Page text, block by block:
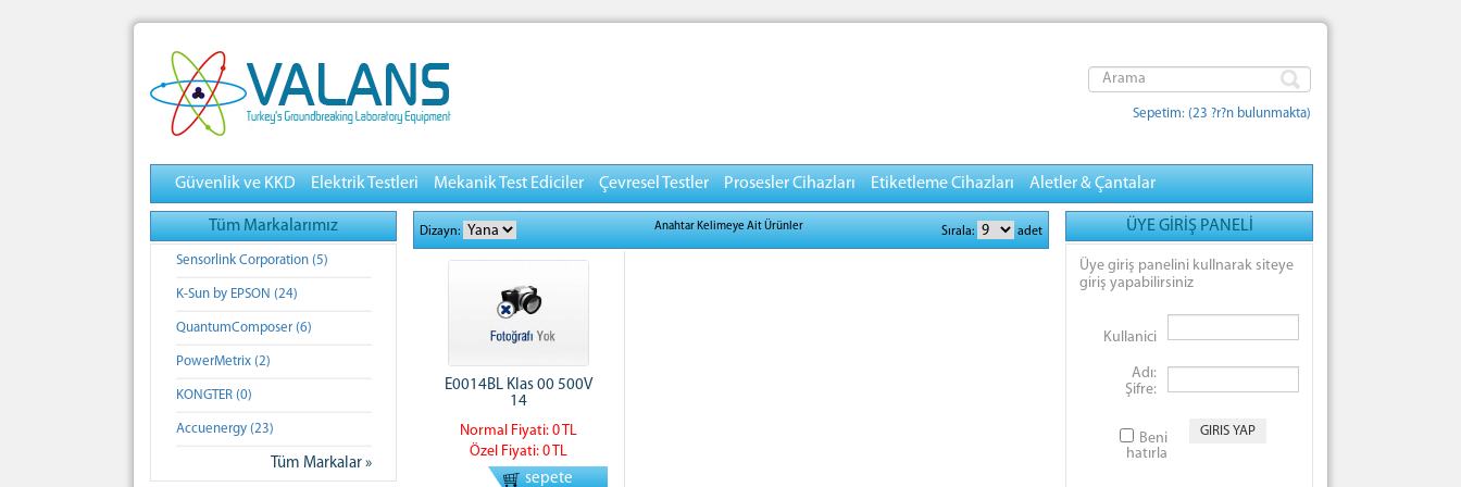
Sepetim: (23 ?r?n bulunmakta)
Güvenlik ve KKD Elektrik Testleri Mekanik Test Ediciler Çevresel Testler Prosesler Cihazları Etiketleme Cihazları Aletler & Çantalar
Tüm Markalarımız
Sensorlink Corporation (5)
K-Sun by EPSON (24)
QuantumComposer (6)
PowerMetrix (2)
KONGTER (0)
Accuenergy (23)
Tüm Markalar »
Dizayn: Anahtar Kelimeye Ait Ürünler Sırala: adet
E0014BL Klas 00 500V
14
Normal Fiyati: 0 TL
Özel Fiyati: 0 TL
sepete
ÜYE GİRİŞ PANELİ
Üye giriş panelini kullnarak siteye
giriş yapabilirsiniz
Kullanici
Adı:
Şifre:
Beni
hatırla